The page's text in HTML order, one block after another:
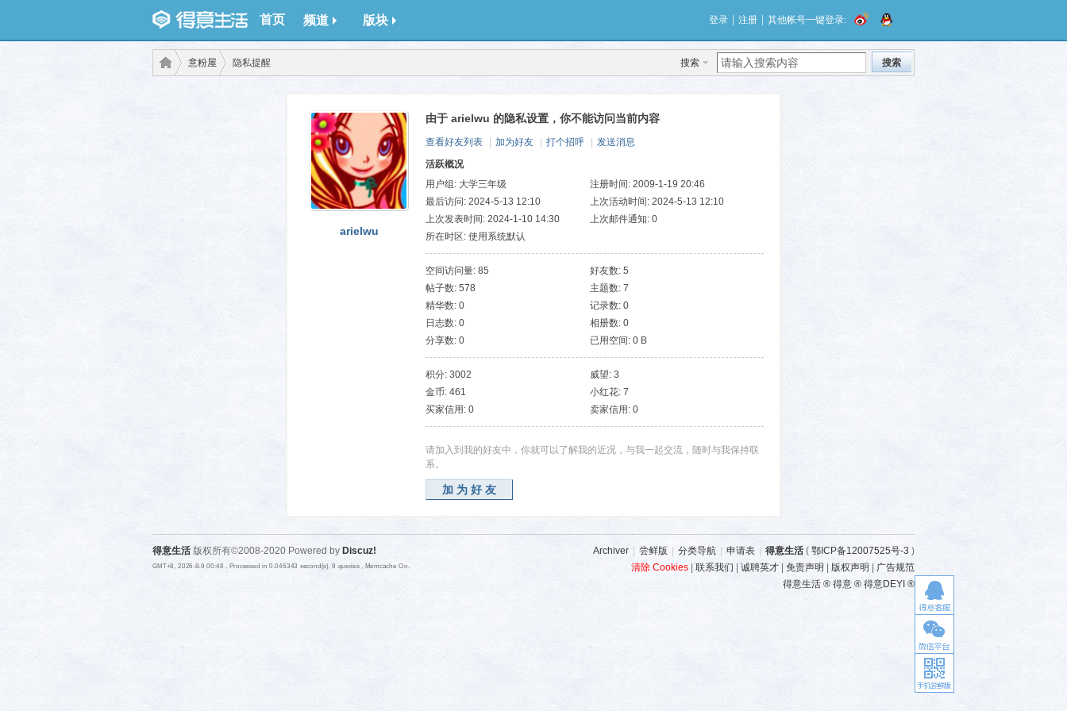
首页 频道 版块 登录 注册 其他帐号一键登录:
搜索 搜索
意粉屋 隐私提醒
arielwu
由于 arielwu 的隐私设置，你不能访问当前内容
查看好友列表 加为好友 打个招呼
发送消息
活跃概况
用户组: 大学三年级
注册时间: 2009-1-19 20:46
最后访问: 2024-5-13 12:10
上次活动时间: 2024-5-13 12:10
上次发表时间: 2024-1-10 14:30
上次邮件通知: 0
所在时区: 使用系统默认
空间访问量: 85
好友数: 5
帖子数: 578
主题数: 7
精华数: 0
记录数: 0
日志数: 0
相册数: 0
分享数: 0
已用空间: 0 B
积分: 3002
威望: 3
金币: 461
小红花: 7
买家信用: 0
卖家信用: 0
请加入到我的好友中，你就可以了解我的近况，与我一起交流，随时与我保持联
系。
加为好友
Archiver 尝鲜版 分类导航 申请表 得意生活 ( 鄂ICP备12007525号-3 )
清除 Cookies
联系我们 诚聘英才 免责声明 版权声明
广告规范
得意生活 ® 得意 ® 得意DEYI ®
得意生活 版权所有©2008-2020 Powered by Discuz!
GMT+8, 2026-8-9 00:48 , Processed in 0.046343 second(s), 9 queries , Memcache On.